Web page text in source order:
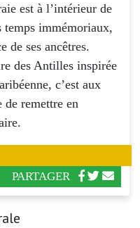
est à l’intérieur de
temps immémoriaux,
de ses ancêtres.
des Antilles inspirée
c’est aux
de remettre en
PARTAGER